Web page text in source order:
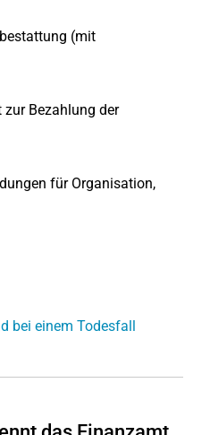
(mit
Bezahlung der
für Organisation,
bei einem Todesfall